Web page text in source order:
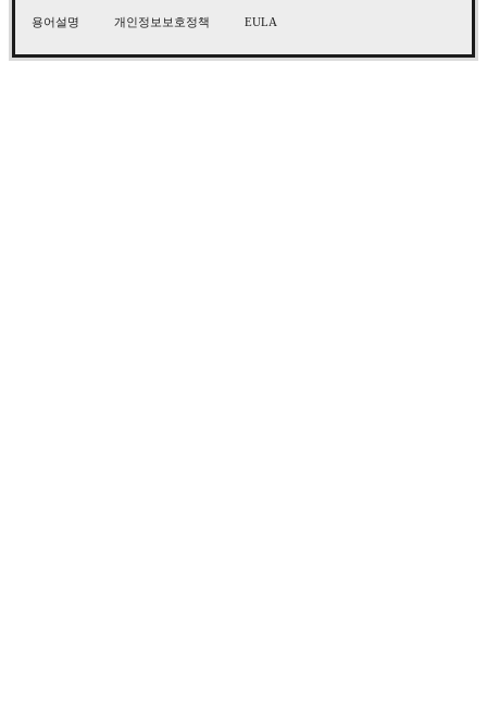
용어설명 개인정보보호정책 EULA